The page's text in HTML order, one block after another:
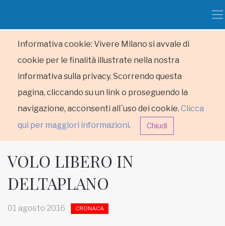
Informativa cookie: Vivere Milano si avvale di
cookie per le finalità illustrate nella nostra
informativa sulla privacy. Scorrendo questa
pagina, cliccando su un link o proseguendo la
navigazione, acconsenti all´uso dei cookie. Clicca
qui per maggiori informazioni. Chiudi
HOME
VOLO LIBERO IN
DELTAPLANO
01 agosto 2016 CRONACA